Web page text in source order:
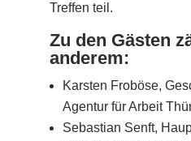
Treffen teil.
Zu den Gästen
anderem:
Karsten Froböse,
Agentur für Arbeit
Sebastian Senft,